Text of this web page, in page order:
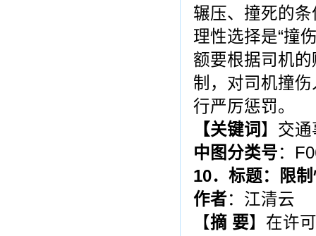
辗压、撞死的
理性选择是“撞
额要根据司机
制，对司机撞
行严厉惩罚。
【关键词 】交
中图分类号：
10．标题：限
作者：江清云
【摘 要】在许